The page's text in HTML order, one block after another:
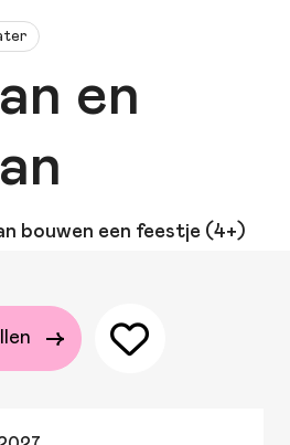
en
bouwen een feestje (4+)